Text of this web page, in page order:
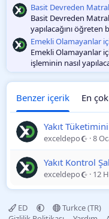
Basit Devreden
Basit Devreden
yapılacağını öğreten
Emekli Olamayanlar
Emekli Olamayanlar
işleminin nasıl
Benzer içerik En
Yakıt
exceldepo 8
Yakıt Kontrol
exceldepo 12
ED Turkce (TR)